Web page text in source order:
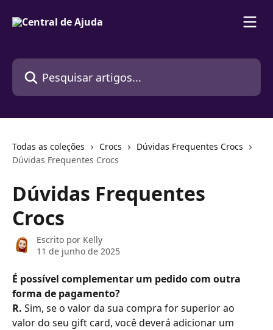
Pesquisar artigos...
Todas as coleções Crocs
Dúvidas Frequentes Crocs
Dúvidas Frequentes Crocs
Dúvidas Frequentes
Crocs
Escrito por Kelly
11 de junho de 2025
É possível complementar um pedido com outra
forma de pagamento?
R. Sim, se o valor da sua compra for superior ao
valor do seu gift card, você deverá adicionar um